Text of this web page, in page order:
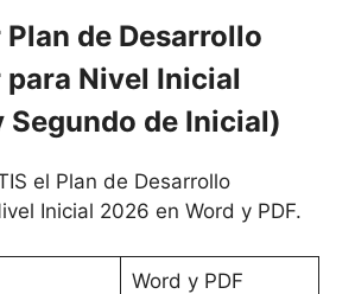
Plan de Desarrollo
Nivel Inicial
Segundo de Inicial)
el Plan de Desarrollo
Inicial 2026 en Word y PDF.
Word y PDF